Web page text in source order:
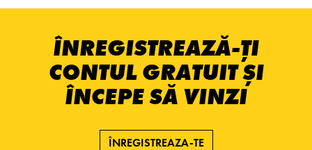
ÎNREGISTREAZĂ-ȚI
CONTUL GRATUIT ȘI
ÎNCEPE SĂ VINZI
ÎNREGISTREAZA-TE